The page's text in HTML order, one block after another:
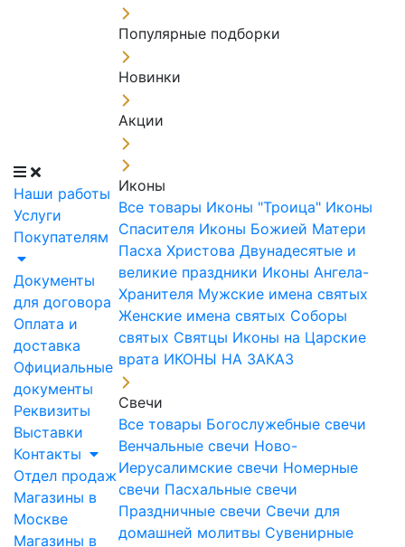
Наши работы
Услуги
Покупателям
Документы
для договора
Оплата и
доставка
Официальные
документы
Реквизиты
Выставки
Контакты
Отдел продаж
Магазины в
Москве
Магазины в
Популярные подборки
Новинки
Акции
Иконы
Все товары Иконы "Троица" Иконы
Спасителя Иконы Божией Матери
Пасха Христова Двунадесятые и
великие праздники Иконы Ангела-
Хранителя Мужские имена святых
Женские имена святых Соборы
святых Святцы Иконы на Царские
врата ИКОНЫ НА ЗАКАЗ
Свечи
Все товары Богослужебные свечи
Венчальные свечи Ново-
Иерусалимские свечи Номерные
свечи Пасхальные свечи
Праздничные свечи Свечи для
домашней молитвы Сувенирные